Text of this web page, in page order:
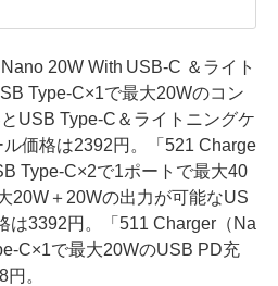
20W With USB-C ＆ライト
Type-C×1で最大20Wのコン
USB Type-C＆ライトニングケ
価格は2392円。「521 Charge
Type-C×2で1ポートで最大40
20W＋20Wの出力が可能なUS
は3392円。「511 Charger（Na
C×1で最大20WのUSB PD充
。